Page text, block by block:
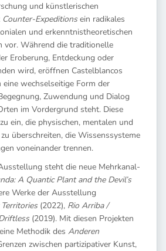
und künstlerischen
Counter-Expeditionsein radikales
und erkenntnistheoretischen
vor. Während die traditionelle
Eroberung, Entdeckung oder
wird, eröffnen Castelblancos
eine wechselseitige Form der
Zuwendung und Dialog
im Vordergrund steht. Diese
ein, die physischen, mentalen und
überschreiten, die Wissenssysteme
voneinander trennen.
steht die neue Mehrkanal-
A Quantic Plant and the Devil’s
Werke der Ausstellung
(2022), Rio Arriba /
(2019). Mit diesen Projekten
Methodik des Anderen
zwischen partizipativer Kunst,